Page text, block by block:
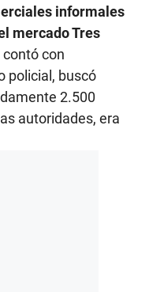
informales
mercado Tres
con
policial, buscó
2.500
autoridades, era